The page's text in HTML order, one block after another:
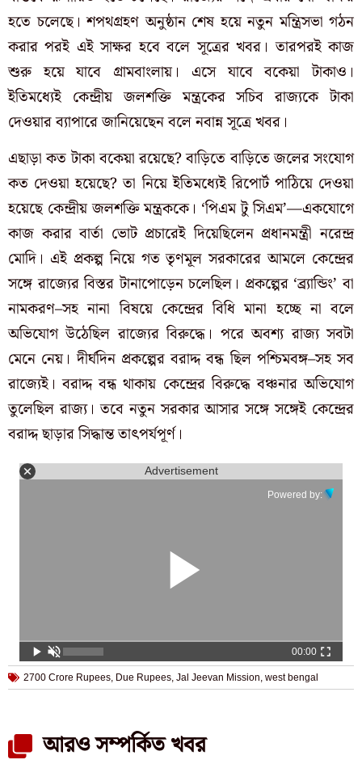
হতে চলেছে। শপথগ্রহণ অনুষ্ঠান শেষ হয়ে নতুন মন্ত্রিসভা গঠন
করার পরই এই সাক্ষর হবে বলে সূত্রের খবর। তারপরই কাজ
শুরু হয়ে যাবে গ্রামবাংলায়। এসে যাবে বকেয়া টাকাও।
ইতিমধ্যেই কেন্দ্রীয় জলশক্তি মন্ত্রকের সচিব রাজ্যকে টাকা
দেওয়ার ব্যাপারে জানিয়েছেন বলে নবান্ন সূত্রে খবর।
এছাড়া ‌কত টাকা বকেয়া রয়েছে? বাড়িতে বাড়িতে জলের সংযোগ
কত দেওয়া হয়েছে? তা নিয়ে ইতিমধ্যেই রিপোর্ট পাঠিয়ে দেওয়া
হয়েছে কেন্দ্রীয় জলশক্তি মন্ত্রককে। ‘পিএম টু সিএম’—একযোগে
কাজ করার বার্তা ভোট প্রচারেই দিয়েছিলেন প্রধানমন্ত্রী নরেন্দ্র
মোদি। এই প্রকল্প নিয়ে গত তৃণমূল সরকারের আমলে কেন্দ্রের
সঙ্গে রাজ্যের বিস্তর টানাপোড়েন চলেছিল। প্রকল্পের ‘ব্র্যান্ডিং’ বা
নামকরণ–সহ নানা বিষয়ে কেন্দ্রের বিধি মানা হচ্ছে না বলে
অভিযোগ উঠেছিল রাজ্যের বিরুদ্ধে। পরে অবশ্য রাজ্য সবটা
মেনে নেয়। দীর্ঘদিন প্রকল্পের বরাদ্দ বন্ধ ছিল পশ্চিমবঙ্গ–সহ সব
রাজ্যেই। বরাদ্দ বন্ধ থাকায় কেন্দ্রের বিরুদ্ধে বঞ্চনার অভিযোগ
তুলেছিল রাজ্য। তবে নতুন সরকার আসার সঙ্গে সঙ্গেই কেন্দ্রের
বরাদ্দ ছাড়ার সিদ্ধান্ত তাৎপর্যপূর্ণ।
Advertisement
Powered by:
00:00
2700 Crore Rupees, Due Rupees, Jal Jeevan Mission, west bengal
আরও সম্পর্কিত খবর